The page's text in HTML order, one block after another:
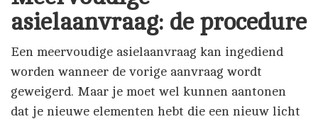
asielaanvraag: de procedure
Een meervoudige asielaanvraag kan ingediend
worden wanneer de vorige aanvraag wordt
geweigerd. Maar je moet wel kunnen aantonen
dat je nieuwe elementen hebt die een nieuw licht